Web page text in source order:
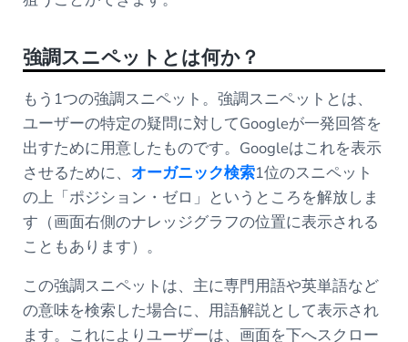
強調スニペットとは何か？
もう1つの強調スニペット。強調スニペットとは、
ユーザーの特定の疑問に対してGoogleが一発回答を
出すために用意したものです。Googleはこれを表示
させるために、 オーガニック検索1位のスニペット
の上「ポジション・ゼロ」というところを解放しま
す（画面右側のナレッジグラフの位置に表示される
こともあります）。
この強調スニペットは、主に専門用語や英単語など
の意味を検索した場合に、用語解説として表示され
ます。これによりユーザーは、画面を下へスクロー